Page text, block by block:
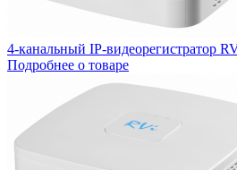
4-канальный IP-видеорегистратор
Подробнее о товаре